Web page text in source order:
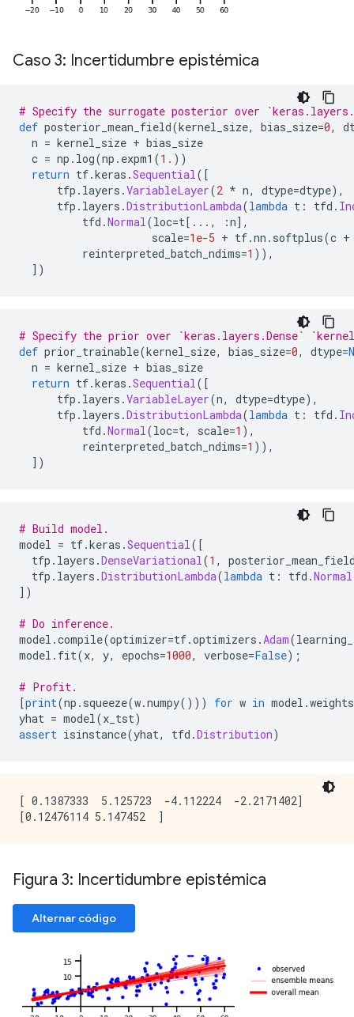
Caso 3: Incertidumbre epistémica
# Specify the surrogate posterior over
def posterior_mean_field(kernel_size, bias_size=0,
n = kernel_size + bias_size
c = np . log(np . expm1 (1. ))
return tf.keras .Sequential([
tfp . layers .VariableLayer(2 * n, dtype=dtype),
tfp . layers .DistributionLambda(lambda t : tfd .
tfd .Normal(loc=t [..., :n],
scale=1e-5 + tf.nn . softplus(c +
reinterpreted_batch_ndims=1 )),
])
# Specify the prior over `keras.layers.Dense`
def prior_trainable(kernel_size, bias_size=0, dtype=
n = kernel_size + bias_size
return tf.keras .Sequential([
tfp . layers .VariableLayer(n, dtype=dtype),
tfp . layers .DistributionLambda(lambda t : tfd .
tfd .Normal(loc=t, scale=1 ),
reinterpreted_batch_ndims=1 )),
])
# Build model.
model = tf.keras .Sequential([
tfp . layers .DenseVariational(1 ,
tfp . layers .DistributionLambda(lambda t : tfd .Normal
])
# Do inference.
model .compile(optimizer=tf.optimizers .Adam(
model . fit(x, y, epochs=1000, verbose=False);
# Profit.
[print(np . squeeze(w.numpy())) for w in model .weights
yhat = model(x_tst)
assert isinstance(yhat, tfd .Distribution)
[ 0.1387333  5.125723  -4.112224  -2.2171402]
Figura 3: Incertidumbre epistémica
Alternar código